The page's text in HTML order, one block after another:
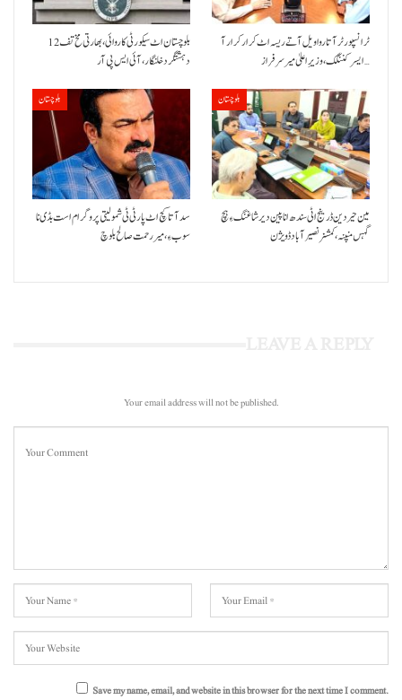
بلوچستان اٹ سیکورٹی کاروائی، بھارتی مخ تف 12
دہشتگرد خلنگار،آئی ایس پی آر
ٹرانسپورٹر آتا روا ویل آتے ریسہ اٹ کرار کرار آ
ایسر کننگک ،وزیرِ اعلیٰ میر سرفراز…
بلوچستان
سد آتا کچ اٹ پارٹی ٹی شمولیتی پروگرام است بڈی نا
سوب ءِ،میر رحمت صالح بلوچ
بلوچستان
مین حیردین ڈرینج اٹی سندھ انا پین دیر شاغنگ ءِ ہچ
گہس منپنہ،کمشنر نصیرآباد ڈویژن
Your email address will not be published.
Save my name, email, and website in this browser for the next time I comment.